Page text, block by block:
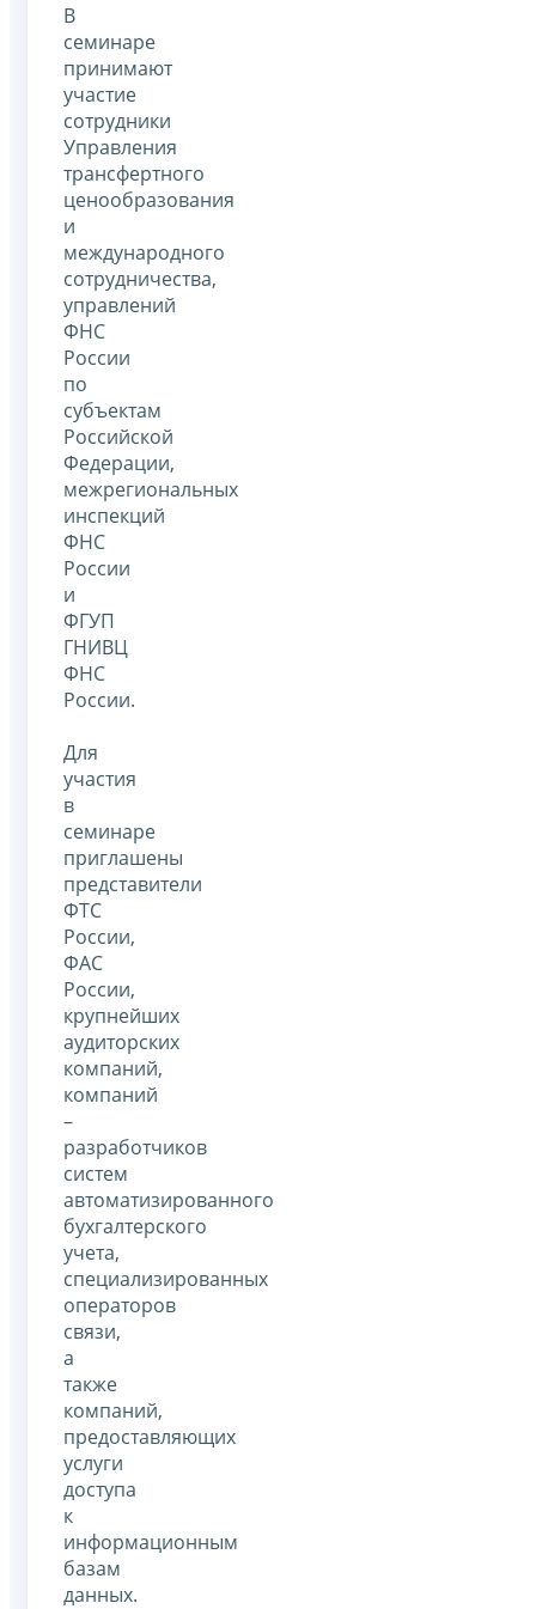
В
семинаре
принимают
участие
сотрудники
Управления
трансфертного
ценообразования
и
международного
сотрудничества,
управлений
ФНС
России
по
субъектам
Российской
Федерации,
межрегиональных
инспекций
ФНС
России
и
ФГУП
ГНИВЦ
ФНС
России.
Для
участия
в
семинаре
приглашены
представители
ФТС
России,
ФАС
России,
крупнейших
аудиторских
компаний,
компаний
–
разработчиков
систем
автоматизированного
бухгалтерского
учета,
специализированных
операторов
связи,
а
также
компаний,
предоставляющих
услуги
доступа
к
информационным
базам
данных.